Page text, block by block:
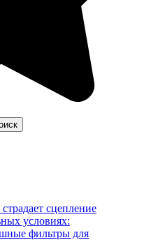
сцепление
условиях:
фильтры для